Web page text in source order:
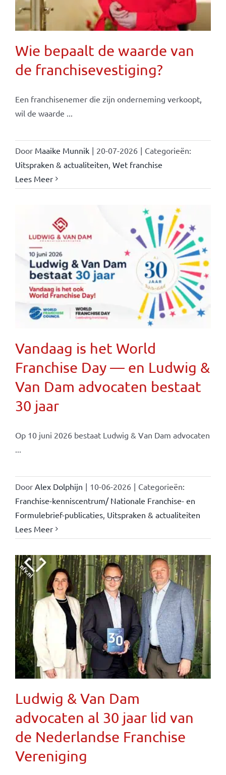
Wie bepaalt de waarde van
de franchisevestiging?
Een franchisenemer die zijn onderneming verkoopt,
wil de waarde ...
Door Maaike Munnik | 20-07-2026 | Categorieën:
Uitspraken & actualiteiten, Wet franchise
Lees Meer
Vandaag is het World
Franchise Day — en Ludwig &
Van Dam advocaten bestaat
30 jaar
Op 10 juni 2026 bestaat Ludwig & Van Dam advocaten
...
Door Alex Dolphijn | 10-06-2026 | Categorieën:
Franchise-kenniscentrum/ Nationale Franchise- en
Formulebrief-publicaties, Uitspraken & actualiteiten
Lees Meer
Ludwig & Van Dam
advocaten al 30 jaar lid van
de Nederlandse Franchise
Vereniging